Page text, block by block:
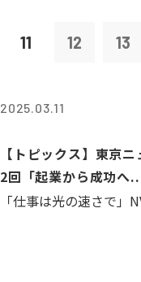
11 12 13
2025.03.11
【トピックス】東京
2回「起業から成功へ
「仕事は光の速さで」